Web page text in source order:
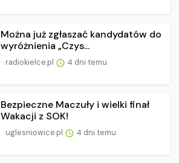
Można już zgłaszać kandydatów do
wyróżnienia „Czys...
radiokielce.pl 4 dni temu
Bezpieczne Maczuły i wielki finał
Wakacji z SOK!
uglesniowice.pl 4 dni temu